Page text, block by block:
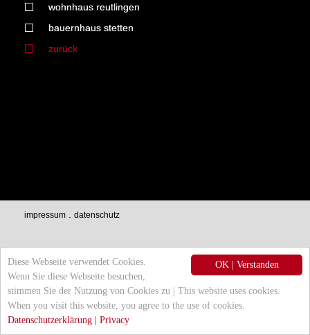
OK | Verstanden
Diese Webseite verwendet Cookies.
Wenn Sie diese Webseite besuchen,
stimmen Sie der Nutzung von Cookies zu | This website uses cookies.
When you visit this website, you agree to the use of cookies.
Datenschutzerklärung | Privacy
wohnhaus reutlingen
bauernhaus stetten
zurück
impressum datenschutz